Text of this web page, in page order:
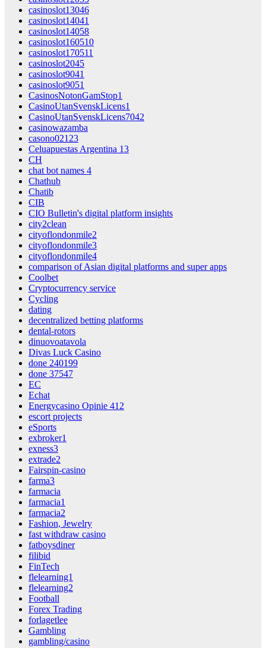
casinoslot13046
casinoslot14041
casinoslot14058
casinoslot160510
casinoslot170511
casinoslot2045
casinoslot9041
casinoslot9051
CasinosNotonGamStop1
CasinoUtanSvenskLicens1
CasinoUtanSvenskLicens7042
casinowazamba
casono02123
Celuapuestas Argentina 13
CH
chat bot names 4
Chathub
Chatib
CIB
CIO Bulletin's digital platform insights
city2clean
cityoflondonmile2
cityoflondonmile3
cityoflondonmile4
comparison of Asian digital platforms and super apps
Coolbet
Cryptocurrency service
Cycling
dating
decentralized betting platforms
dental-rotors
dinuovoatavola
Divas Luck Casino
done 240199
done 37547
EC
Echat
Energycasino Opinie 412
escort projects
eSports
exbroker1
exness3
extrade2
Fairspin-casino
farma3
farmacia
farmacia1
farmacia2
Fashion, Jewelry
fast withdraw casino
fatboysdiner
filibid
FinTech
flelearning1
flelearning2
Football
Forex Trading
forlagetlee
Gambling
gambling/casino